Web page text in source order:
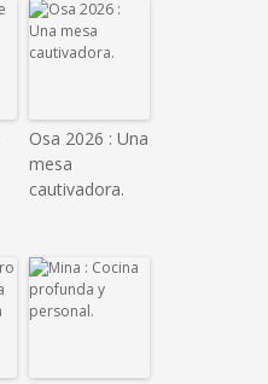
Osa 2026 : Una
mesa
cautivadora.